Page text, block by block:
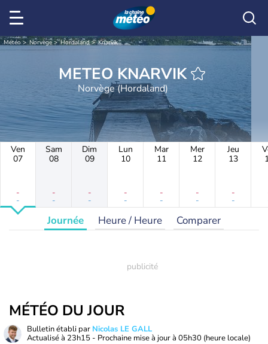
Météo Norvège Hordaland Knarvik
METEO KNARVIK
Norvège (Hordaland)
Ven
07
-
-
Sam
08
-
-
Dim
09
-
-
Lun
10
-
-
Mar
11
-
-
Mer
12
-
-
Jeu
13
-
-
Journée Heure / Heure Comparer
MÉTÉO DU JOUR
Bulletin établi par Nicolas LE GALL
Actualisé à 23h15 - Prochaine mise à jour à 05h30 (heure locale)